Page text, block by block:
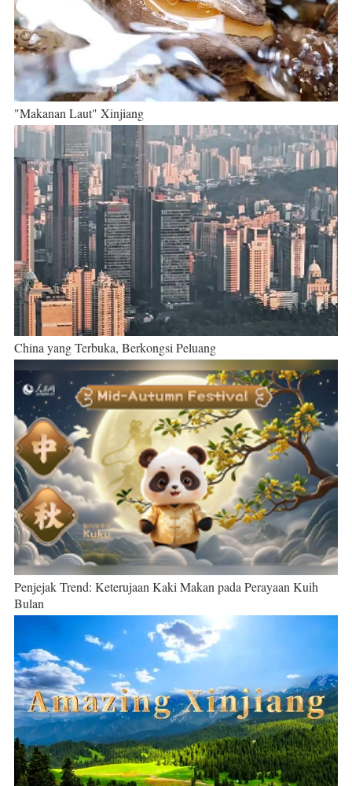
"Makanan Laut" Xinjiang
China yang Terbuka, Berkongsi Peluang
Penjejak Trend: Keterujaan Kaki Makan pada Perayaan Kuih
Bulan